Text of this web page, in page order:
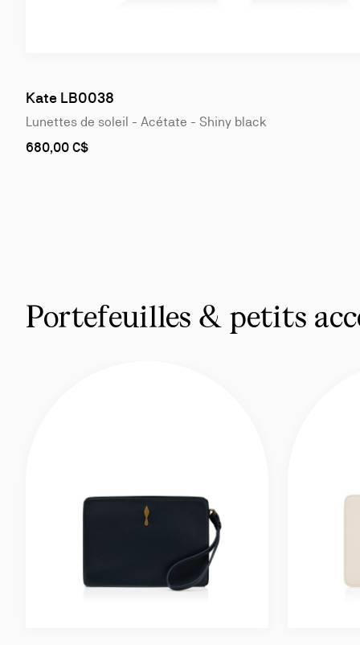
Kate LB0038
Lunettes de soleil - Acétate - Shiny black
680,00 C$
Portefeuilles & petits